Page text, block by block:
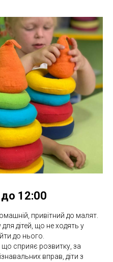
до 12:00
привітний до малят.
дітей, що не ходять у
до нього.
сприяє розвитку, за
вправ, діти з